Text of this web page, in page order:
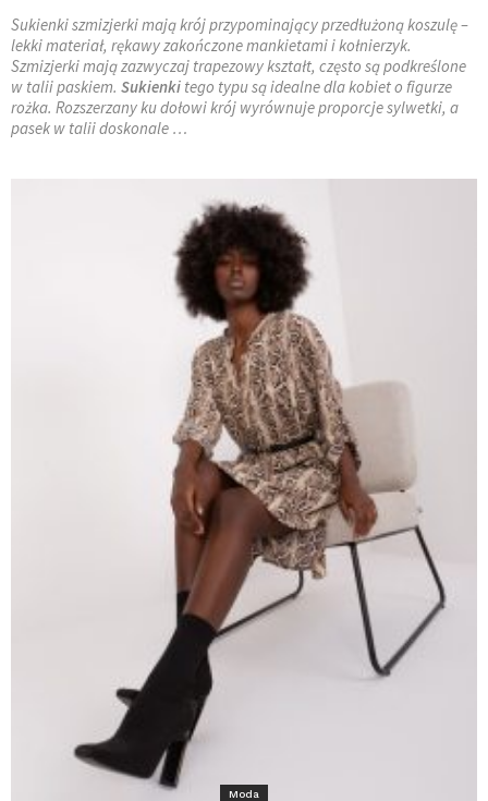
Sukienki szmizjerki mają krój przypominający przedłużoną koszulę –
lekki materiał, rękawy zakończone mankietami i kołnierzyk.
Szmizjerki mają zazwyczaj trapezowy kształt, często są podkreślone
w talii paskiem. Sukienki tego typu są idealne dla kobiet o figurze
rożka. Rozszerzany ku dołowi krój wyrównuje proporcje sylwetki, a
pasek w talii doskonale …
Moda